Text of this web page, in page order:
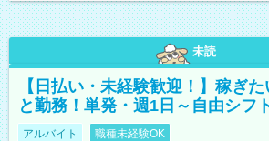
未読
【日払い・未経験歓迎！】稼ぎ
と勤務！単発・週1日～自由シフ
アルバイト 職種未経験OK